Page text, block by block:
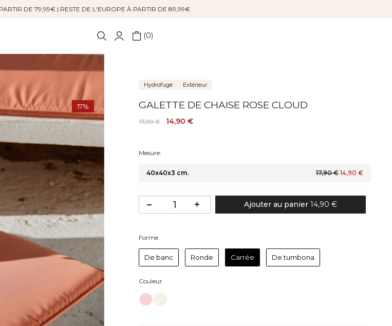
DE 79,99€ | RESTE DE L'EUROPE À PARTIR DE 89,99€
0
17%
Hydrofuge Extérieur
GALETTE DE CHAISE ROSE CLOUD
17,90 € 14,90 €
FormeForme
De banc Ronde Carrée De tumbona
CouleurCouleur
Mesure:
40x40x3 cm. 17,90 € 14,90 €
Ajouter au panier 14,90 €